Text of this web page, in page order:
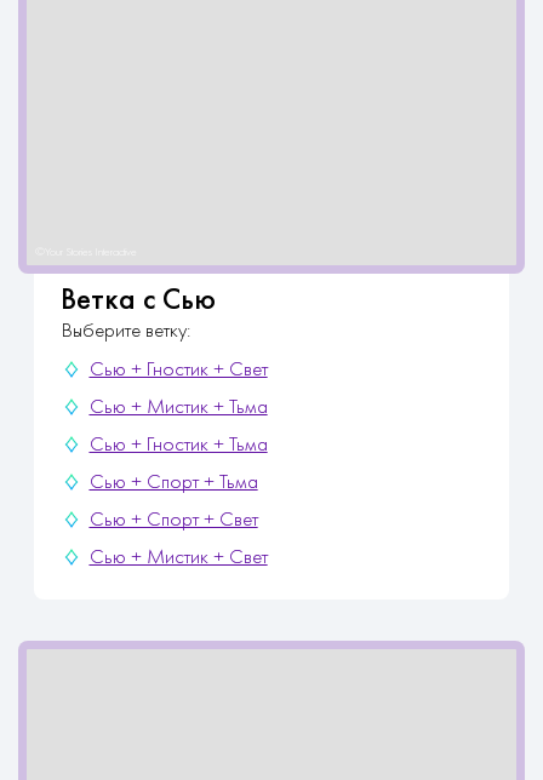
Ветка с Сью
Выберите ветку:
Сью + Гностик + Свет
Сью + Мистик + Тьма
Сью + Гностик + Тьма
Сью + Спорт + Тьма
Сью + Спорт + Свет
Сью + Мистик + Свет